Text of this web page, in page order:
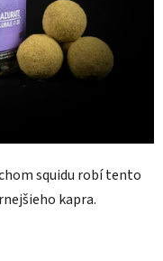
squidu robí tento
kapra.